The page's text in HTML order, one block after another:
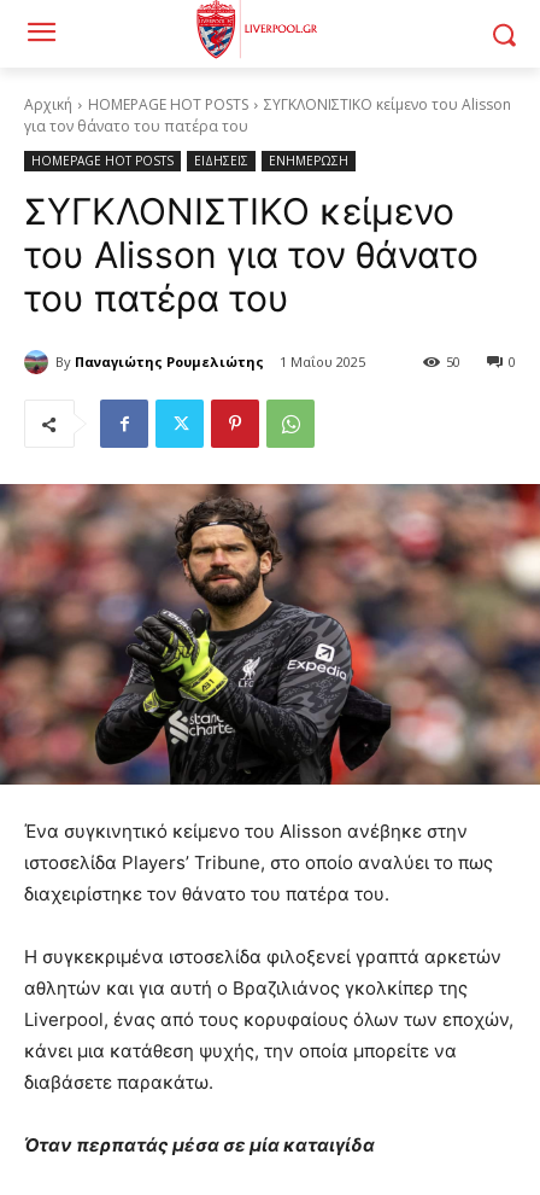
Αρχική HOMEPAGE HOT POSTS
ΣΥΓΚΛΟΝΙΣΤΙΚΟ κείμενο του Alisson
για τον θάνατο του πατέρα του
HOMEPAGE HOT POSTS ΕΙΔΗΣΕΙΣ ΕΝΗΜΕΡΩΣΗ
ΣΥΓΚΛΟΝΙΣΤΙΚΟ κείμενο
του Alisson για τον θάνατο
του πατέρα του
By Παναγιώτης Ρουμελιώτης 1 Μαΐου 2025 0
50
Ένα συγκινητικό κείμενο του Alisson ανέβηκε στην
ιστοσελίδα Players’ Tribune, στο οποίο αναλύει το πως
διαχειρίστηκε τον θάνατο του πατέρα του.
Η συγκεκριμένα ιστοσελίδα φιλοξενεί γραπτά αρκετών
αθλητών και για αυτή ο Βραζιλιάνος γκολκίπερ της
Liverpool, ένας από τους κορυφαίους όλων των εποχών,
κάνει μια κατάθεση ψυχής, την οποία μπορείτε να
διαβάσετε παρακάτω.
Όταν περπατάς μέσα σε μία καταιγίδα